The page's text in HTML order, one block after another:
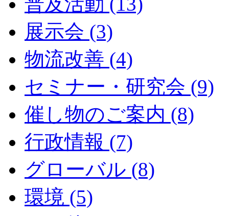
展示会 (3)
物流改善 (4)
セミナー・研究会 (9)
催し物のご案内 (8)
行政情報 (7)
グローバル (8)
環境 (5)